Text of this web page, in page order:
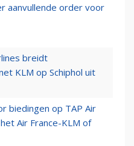
aanvullende order voor
breidt
KLM op Schiphol uit
biedingen op TAP Air
Air France-KLM of